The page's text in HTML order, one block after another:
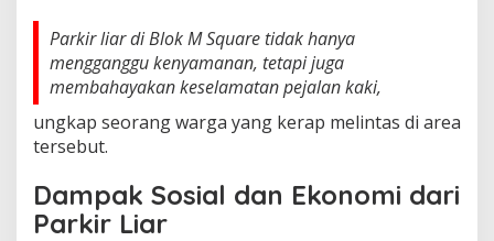
Parkir liar di Blok M Square tidak hanya
mengganggu kenyamanan, tetapi juga
membahayakan keselamatan pejalan kaki,
ungkap seorang warga yang kerap melintas di area
tersebut.
Dampak Sosial dan Ekonomi dari
Parkir Liar